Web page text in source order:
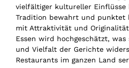
vielfältiger kultureller Einflüsse
Tradition bewahrt und punktet
mit Attraktivität und
Essen wird hochgeschätzt,
und Vielfalt der Gerichte
Restaurants im ganzen Land